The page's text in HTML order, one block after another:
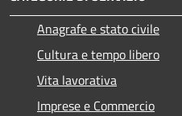
Anagrafe e stato civile
Cultura e tempo libero
Vita lavorativa
Imprese e Commercio